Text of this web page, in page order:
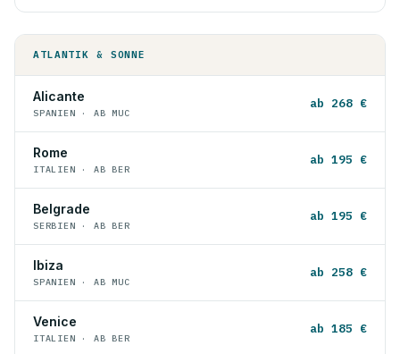
ATLANTIK & SONNE
Alicante
SPANIEN · AB MUC
ab 268 €
Rome
ITALIEN · AB BER
ab 195 €
Belgrade
SERBIEN · AB BER
ab 195 €
Ibiza
SPANIEN · AB MUC
ab 258 €
Venice
ITALIEN · AB BER
ab 185 €